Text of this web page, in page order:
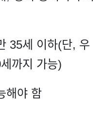
35세 이하(단, 우
까지 가능)
해야 함